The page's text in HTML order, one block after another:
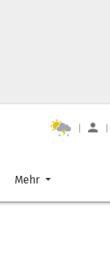
| |
Mehr